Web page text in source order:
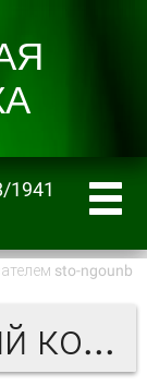
1941
sto-ngounb
Тоншаевский колхозник 1941 г.